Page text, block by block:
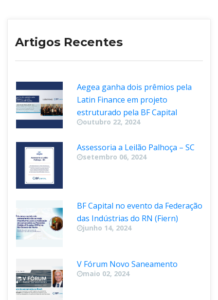
Artigos Recente
Aegea ganha dois prêmios pela
Latin Finance em projeto
estruturado pela BF Capital
outubro 22, 2024
Assessoria a Leilão Palhoça – SC
etembro 06, 2024
BF Capital no evento da Federação
das Indústrias do RN (Fiern)
junho 14, 2024
V Fórum Novo Saneamento
maio 02, 2024